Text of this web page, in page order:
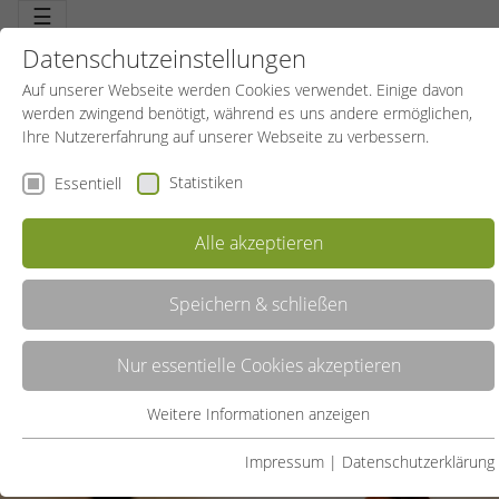
☰
Datenschutzeinstellungen
Auf unserer Webseite werden Cookies verwendet. Einige davon
werden zwingend benötigt, während es uns andere ermöglichen,
Ihre Nutzererfahrung auf unserer Webseite zu verbessern.
Essentiell Statistiken
Alle akzeptieren
Speichern & schließen
Nur essentielle Cookies akzeptieren
Essentielle Cookies werden für grundlegende Funktionen der
Weitere Informationen anzeigen
Impressum | Datenschutzerklärung